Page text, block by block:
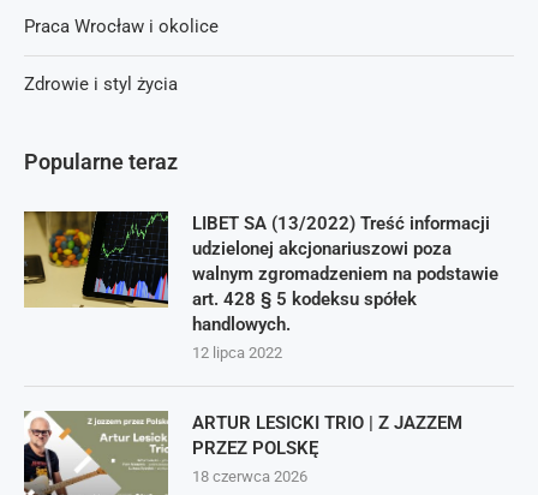
Popularne teraz
LIBET SA (13/2022) Treść informacji
udzielonej akcjonariuszowi poza
walnym zgromadzeniem na podstawie
art. 428 § 5 kodeksu spółek
handlowych.
12 lipca 2022
ARTUR LESICKI TRIO | Z JAZZEM
PRZEZ POLSKĘ
18 czerwca 2026
Praca Wrocław i okolice
Zdrowie i styl życia